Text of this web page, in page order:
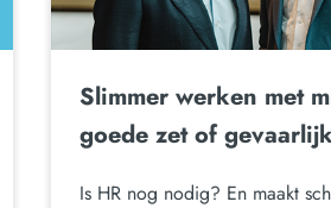
Slimmer werken met
goede zet of
Is HR nog nodig? En maakt